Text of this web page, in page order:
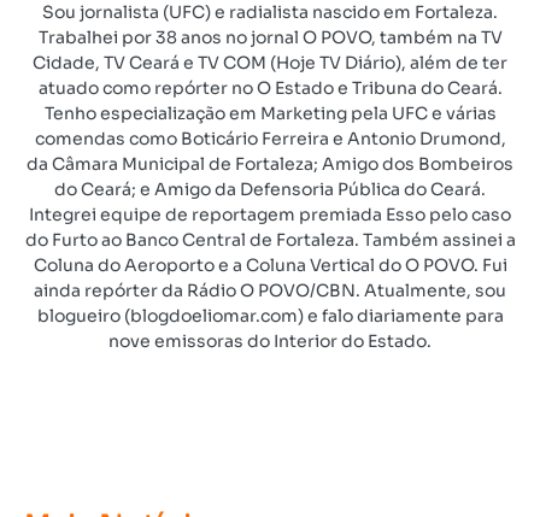
Sou jornalista (UFC) e radialista nascido em Fortaleza.
Trabalhei por 38 anos no jornal O POVO, também na TV
Cidade, TV Ceará e TV COM (Hoje TV Diário), além de ter
atuado como repórter no O Estado e Tribuna do Ceará.
Tenho especialização em Marketing pela UFC e várias
comendas como Boticário Ferreira e Antonio Drumond,
da Câmara Municipal de Fortaleza; Amigo dos Bombeiros
do Ceará; e Amigo da Defensoria Pública do Ceará.
Integrei equipe de reportagem premiada Esso pelo caso
do Furto ao Banco Central de Fortaleza. Também assinei a
Coluna do Aeroporto e a Coluna Vertical do O POVO. Fui
ainda repórter da Rádio O POVO/CBN. Atualmente, sou
blogueiro (blogdoeliomar.com) e falo diariamente para
nove emissoras do Interior do Estado.